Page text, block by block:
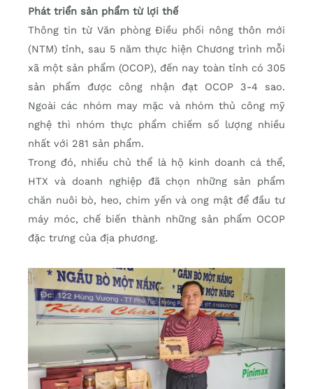
Phát triển sản phẩm từ lợi thế
Thông tin từ Văn phòng Điều phối nông thôn mới
(NTM) tỉnh, sau 5 năm thực hiện Chương trình mỗi
xã một sản phẩm (OCOP), đến nay toàn tỉnh có 305
sản phẩm được công nhận đạt OCOP 3-4 sao.
Ngoài các nhóm may mặc và nhóm thủ công mỹ
nghệ thì nhóm thực phẩm chiếm số lượng nhiều
nhất với 281 sản phẩm.
Trong đó, nhiều chủ thể là hộ kinh doanh cá thể,
HTX và doanh nghiệp đã chọn những sản phẩm
chăn nuôi bò, heo, chim yến và ong mật để đầu tư
máy móc, chế biến thành những sản phẩm OCOP
đặc trưng của địa phương.